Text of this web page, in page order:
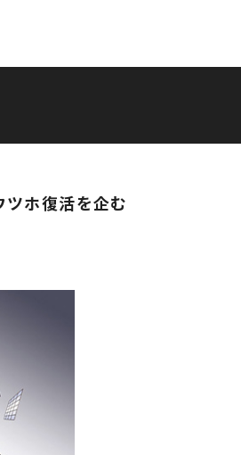
ホ復活を企む